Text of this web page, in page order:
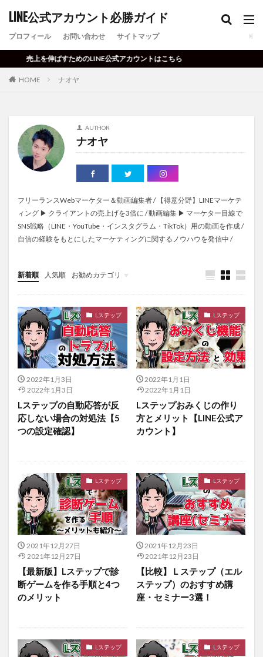
LINE公式アカウント必勝ガイド
プロフィール お問い合わせ サイトマップ
売上を伸ばすためのLINE公式アカウントはこちら
HOME ナオヤ
AUTHOR
ナオヤ
フリーランスWebマーケター＆動画編集者 / 【得意分野】LINEマーケテ
ィング ▶ クライアントの売上げを3倍に / 動画編集 ▶ マーケター目線で
SNS戦略（LINE・YouTube・インスタグラム・TikTok）用の動画を作成 /
自信の経験をもとにしたマーケティングに関するノウハウを発信中 /
新着順 人気順 お勧めカテゴリ
Uncategorized
Lステップ
2022年1月3日
2022年1月3日
Lステップの自動応答が反
応しない場合の対処法【5
つの設定確認】
Lステップ
2022年1月1日
2022年1月1日
Lステップおみくじの作り
方とメリット【LINE公式ア
カウント】
Lステップ
2021年12月27日
2021年12月27日
【最新版】Lステップで診
断ゲームを作る手順と4つ
のメリット
Lステップ
2021年12月23日
2021年12月23日
【比較】Ｌステップ（エル
ステップ）のおすすめ講
座・セミナー3選！
Lステップ Lステップ